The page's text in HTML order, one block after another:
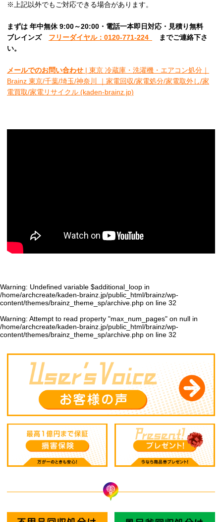
※上記以外でもご対応できる場合があります。
まずは 年中無休 9:00～20:00・電話一本即日対応・見積り無料
ブレインズ フリーダイヤル：0120-771-224 までご連絡下さ
い。
メールでのお問い合わせ | 東京 冷蔵庫・洗濯機・エアコン処分｜
Brainz 東京/千葉/埼玉/神奈川 ｜家電回収/家電処分/家電取外し/家
電買取/家電リサイクル (kaden-brainz.jp)
Warning: Undefined variable $additional_loop in
/home/archcreate/kaden-brainz.jp/public_html/brainz/wp-
content/themes/brainz_theme_sp/archive.php on line 32
Warning: Attempt to read property "max_num_pages" on null in
/home/archcreate/kaden-brainz.jp/public_html/brainz/wp-
content/themes/brainz_theme_sp/archive.php on line 32